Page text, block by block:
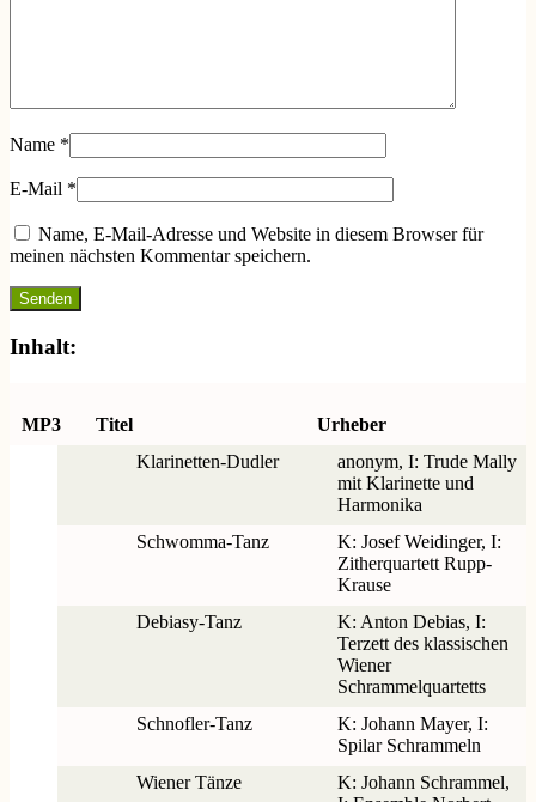
Name *
E-Mail *
Name, E-Mail-Adresse und Website in diesem Browser für
meinen nächsten Kommentar speichern.
Inhalt:
MP3 Titel
Urheber
Klarinetten-Dudler
anonym, I: Trude Mally
mit Klarinette und
Harmonika
Schwomma-Tanz
K: Josef Weidinger, I:
Zitherquartett Rupp-
Krause
Debiasy-Tanz
K: Anton Debias, I:
Terzett des klassischen
Wiener
Schrammelquartetts
Schnofler-Tanz
K: Johann Mayer, I:
Spilar Schrammeln
Wiener Tänze
K: Johann Schrammel,